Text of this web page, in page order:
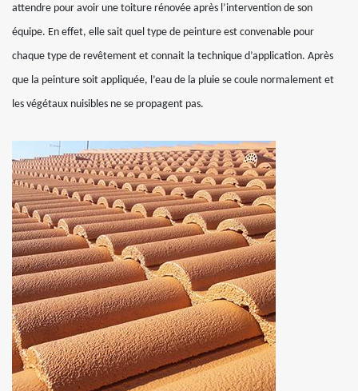
attendre pour avoir une toiture rénovée après l’intervention de son
équipe. En effet, elle sait quel type de peinture est convenable pour
chaque type de revêtement et connait la technique d’application. Après
que la peinture soit appliquée, l’eau de la pluie se coule normalement et
les végétaux nuisibles ne se propagent pas.